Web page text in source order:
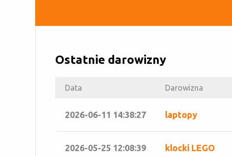
Ostatnie darowizny
Data Darowizna
2026-06-11 14:38:27 laptopy
2026-05-25 12:08:39 klocki LEGO